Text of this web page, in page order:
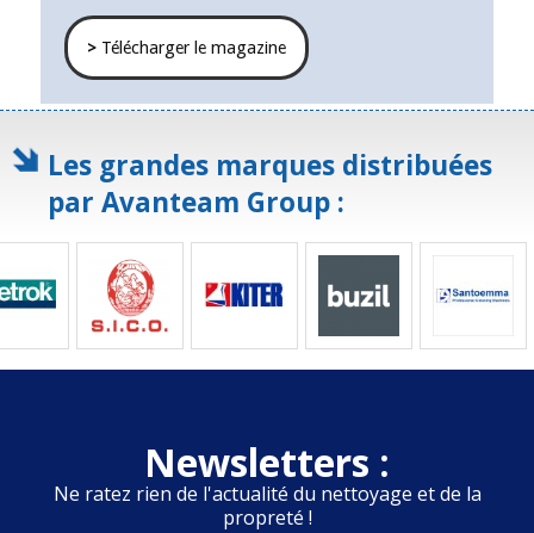
>Télécharger le magazine
Les grandes marques distribuées
par Avanteam Group :
Newsletters :
Ne ratez rien de l'actualité du nettoyage et de la
propreté !